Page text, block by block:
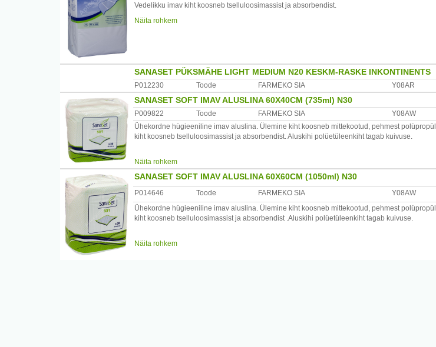
Vedelikku imav kiht koosneb tselluloosimassist ja absorbendist.
Näita rohkem
SANASET PÜKSMÄHE LIGHT MEDIUM N20 KESKM-RASKE INKONTINENTS
P012230 Toode FARMEKO SIA Y08AR
SANASET SOFT IMAV ALUSLINA 60X40CM (735ml) N30
P009822 Toode FARMEKO SIA Y08AW
Ühekordne hügieeniline imav aluslina. Ülemine kiht koosneb mittekootud, pehmest
kiht koosneb tselluloosimassist ja absorbendist. Aluskihi polüetüleenkiht tagab kuivuse.
Näita rohkem
SANASET SOFT IMAV ALUSLINA 60X60CM (1050ml) N30
P014646 Toode FARMEKO SIA Y08AW
Ühekordne hügieeniline imav aluslina. Ülemine kiht koosneb mittekootud, pehmest
kiht koosneb tselluloosimassist ja absorbendist .Aluskihi polüetüleenkiht tagab kuivuse.
Näita rohkem